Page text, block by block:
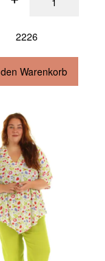
2226
Warenkorb